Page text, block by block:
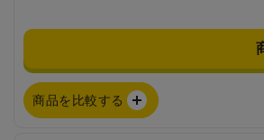
商品を比較する